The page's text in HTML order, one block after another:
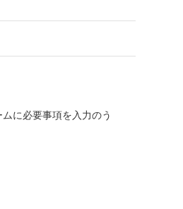
に必要事項を入力のう